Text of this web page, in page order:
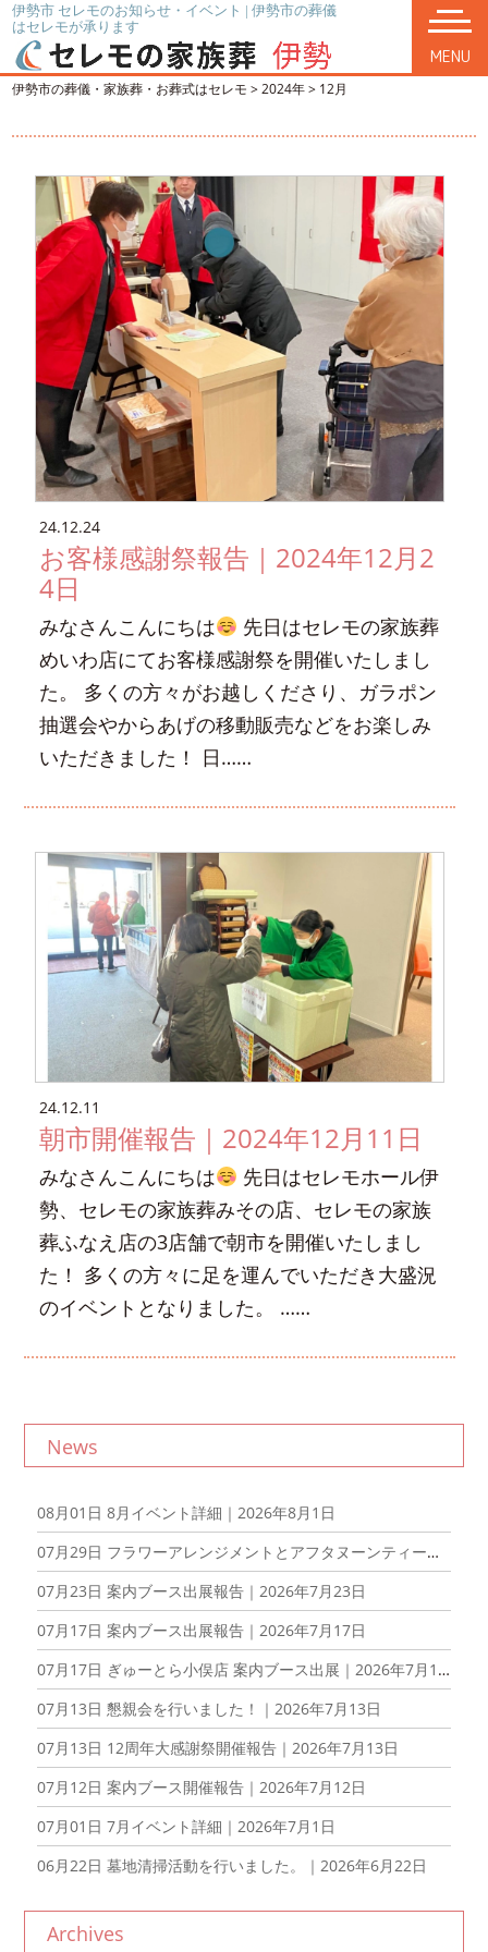
伊勢市 セレモのお知らせ・イベント | 伊勢市の葬儀
はセレモが承ります
MENU
伊勢市の葬儀・家族葬・お葬式はセレモ >2024年> 12月
24.12.24
お客様感謝祭報告｜2024年12月2
4日
みなさんこんにちは
先日はセレモの家族葬
めいわ店にてお客様感謝祭を開催いたしまし
た。 多くの方々がお越しくださり、ガラポン
抽選会やからあげの移動販売などをお楽しみ
いただきました！ 日……
24.12.11
朝市開催報告｜2024年12月11日
みなさんこんにちは
先日はセレモホール伊
勢、セレモの家族葬みその店、セレモの家族
葬ふなえ店の3店舗で朝市を開催いたしまし
た！ 多くの方々に足を運んでいただき大盛況
のイベントとなりました。 ……
News
08月01日 8月イベント詳細｜2026年8月1日
07月29日 フラワーアレンジメントとアフタヌーンティーを楽しむ会を開催しました！｜2026年7月29日
07月23日 案内ブース出展報告｜2026年7月23日
07月17日 案内ブース出展報告｜2026年7月17日
07月17日 ぎゅーとら小俣店 案内ブース出展｜2026年7月17日
07月13日 懇親会を行いました！｜2026年7月13日
07月13日 12周年大感謝祭開催報告｜2026年7月13日
07月12日 案内ブース開催報告｜2026年7月12日
07月01日 7月イベント詳細｜2026年7月1日
06月22日 墓地清掃活動を行いました。｜2026年6月22日
Archives